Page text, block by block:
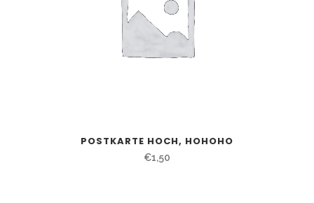
POSTKARTE HOCH, HOHOHO
€1,50